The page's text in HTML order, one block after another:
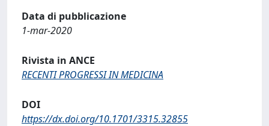
Data di pubblicazione
1-mar-2020
Rivista in ANCE
RECENTI PROGRESSI IN MEDICINA
DOI
https://dx.doi.org/10.1701/3315.32855